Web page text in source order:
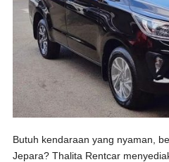
Butuh kendaraan yang nyaman,
Jepara? Thalita Rentcar